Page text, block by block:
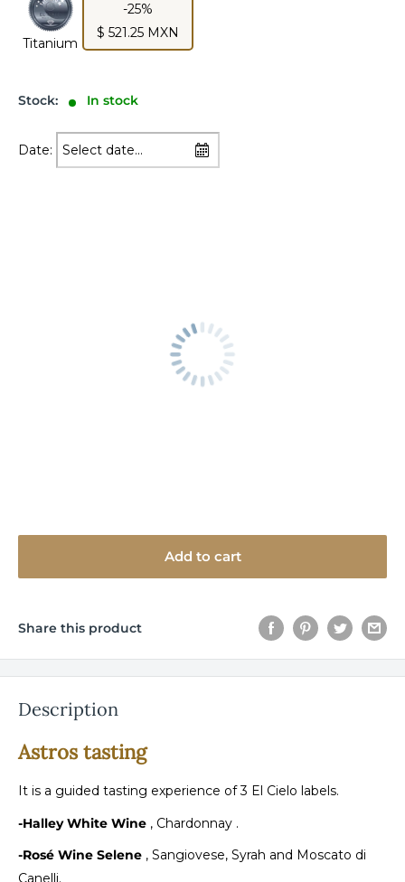
Titanium
-25%
$ 521.25 MXN
Stock: In stock
Date:
Add to cart
Share this product
Description
Astros tasting
It is a guided tasting experience of 3 El Cielo labels.
-Halley White Wine , Chardonnay .
-Rosé Wine Selene , Sangiovese, Syrah and Moscato di